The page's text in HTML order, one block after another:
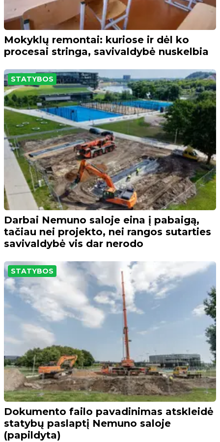
Mokyklų remontai: kuriose ir dėl ko
procesai stringa, savivaldybė nuskelbia
STATYBOS
Darbai Nemuno saloje eina į pabaigą,
tačiau nei projekto, nei rangos sutarties
savivaldybė vis dar nerodo
STATYBOS
Dokumento failo pavadinimas atskleidė
statybų paslaptį Nemuno saloje
(papildyta)